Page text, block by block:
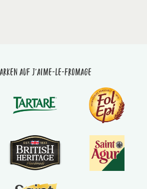
auf J'aime-le-fromage